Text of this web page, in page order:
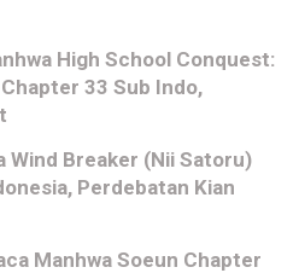
High School Conquest:
33 Sub Indo,
Wind Breaker (Nii Satoru)
Perdebatan Kian
Manhwa Soeun Chapter